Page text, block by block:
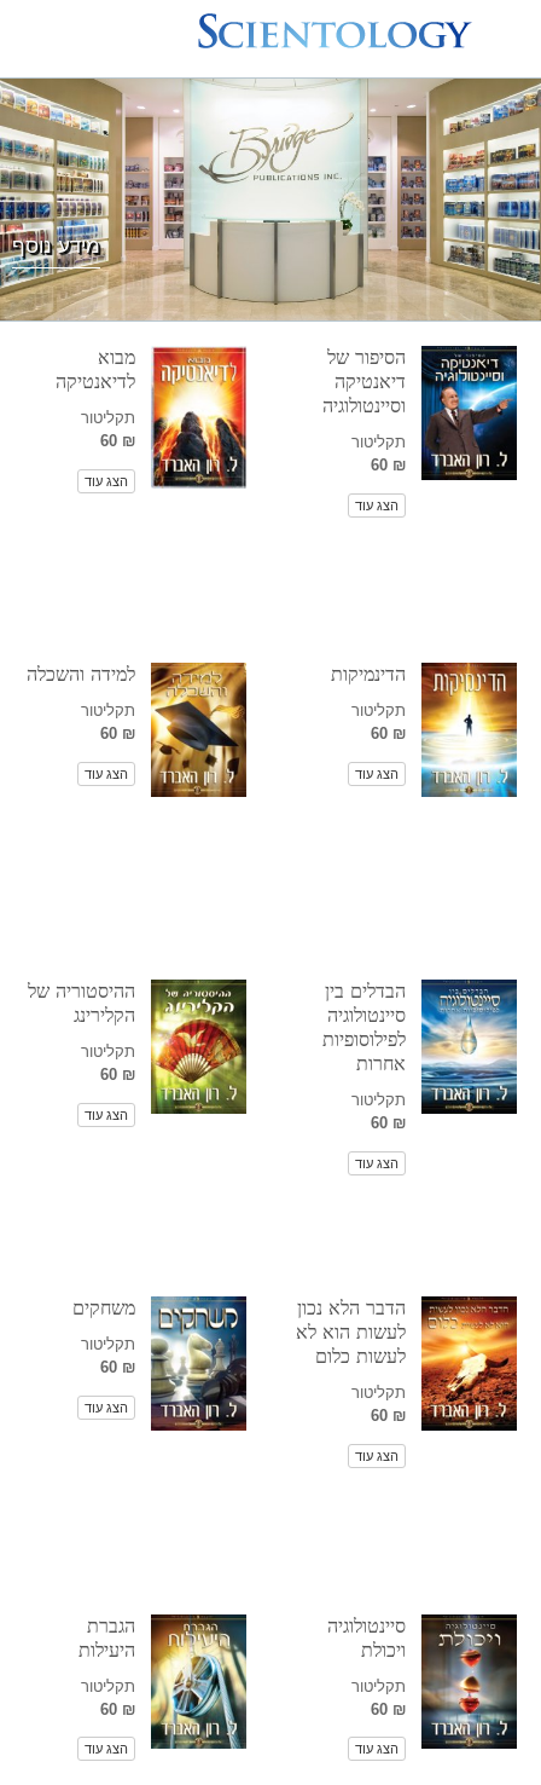
מידע נוסף
הסיפור של
דיאנטיקה
וסיינטולוגיה
תקליטור
₪ 60
הצג עוד
מבוא
לדיאנטיקה
תקליטור
₪ 60
הצג עוד
הדינמיקות
תקליטור
₪ 60
הצג עוד
למידה והשכלה
תקליטור
₪ 60
הצג עוד
הבדלים בין
סיינטולוגיה
לפילוסופיות
אחרות
תקליטור
₪ 60
הצג עוד
ההיסטוריה של
הקלירינג
תקליטור
₪ 60
הצג עוד
הדבר הלא נכון
לעשות הוא לא
לעשות כלום
תקליטור
₪ 60
הצג עוד
משחקים
תקליטור
₪ 60
הצג עוד
סיינטולוגיה
ויכולת
תקליטור
₪ 60
הצג עוד
הגברת
היעילות
תקליטור
₪ 60
הצג עוד